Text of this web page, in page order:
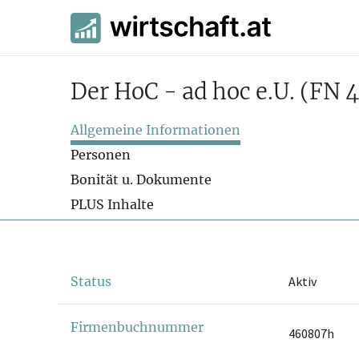
Der HoC - ad hoc e.U. (FN
Allgemeine Informationen
Personen
Bonität u. Dokumente
PLUS Inhalte
Status Aktiv
Firmenbuchnummer 460807h